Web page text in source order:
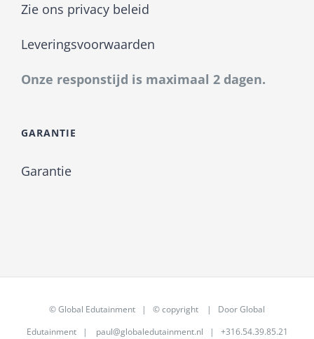
Zie ons privacy beleid
Leveringsvoorwaarden
Onze responstijd is maximaal 2 dagen.
GARANTIE
Garantie
©Global Edutainment | © copyright | DoorGlobal
Edutainment| paul@globaledutainment.nl | +316.54.39.85.21